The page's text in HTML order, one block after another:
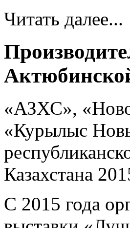
Читать далее...
«АЗХС»,
«Курылыс
Казахстана
С 2015 года